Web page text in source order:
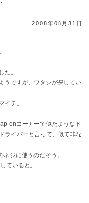
2008年08月31日
た。
うですが、ワタシが探してい
イチ。
onコーナーで似たようなド
ライバーと言って、似て非な
ジに使うのだそう。
ていると。